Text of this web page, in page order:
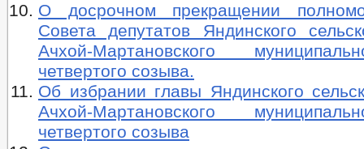
О досрочном прекращении
Совета депутатов Яндинского
Ачхой-Мартановского
четвертого созыва.
Об избрании главы Яндинского
Ачхой-Мартановского
четвертого созыва